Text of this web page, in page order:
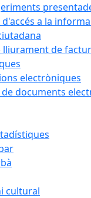
d'accés a la
lliurament de
electròniques
documents
cultural